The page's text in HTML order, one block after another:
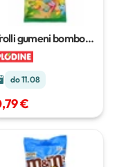
gumeni bomboni
g
do 11.08
€